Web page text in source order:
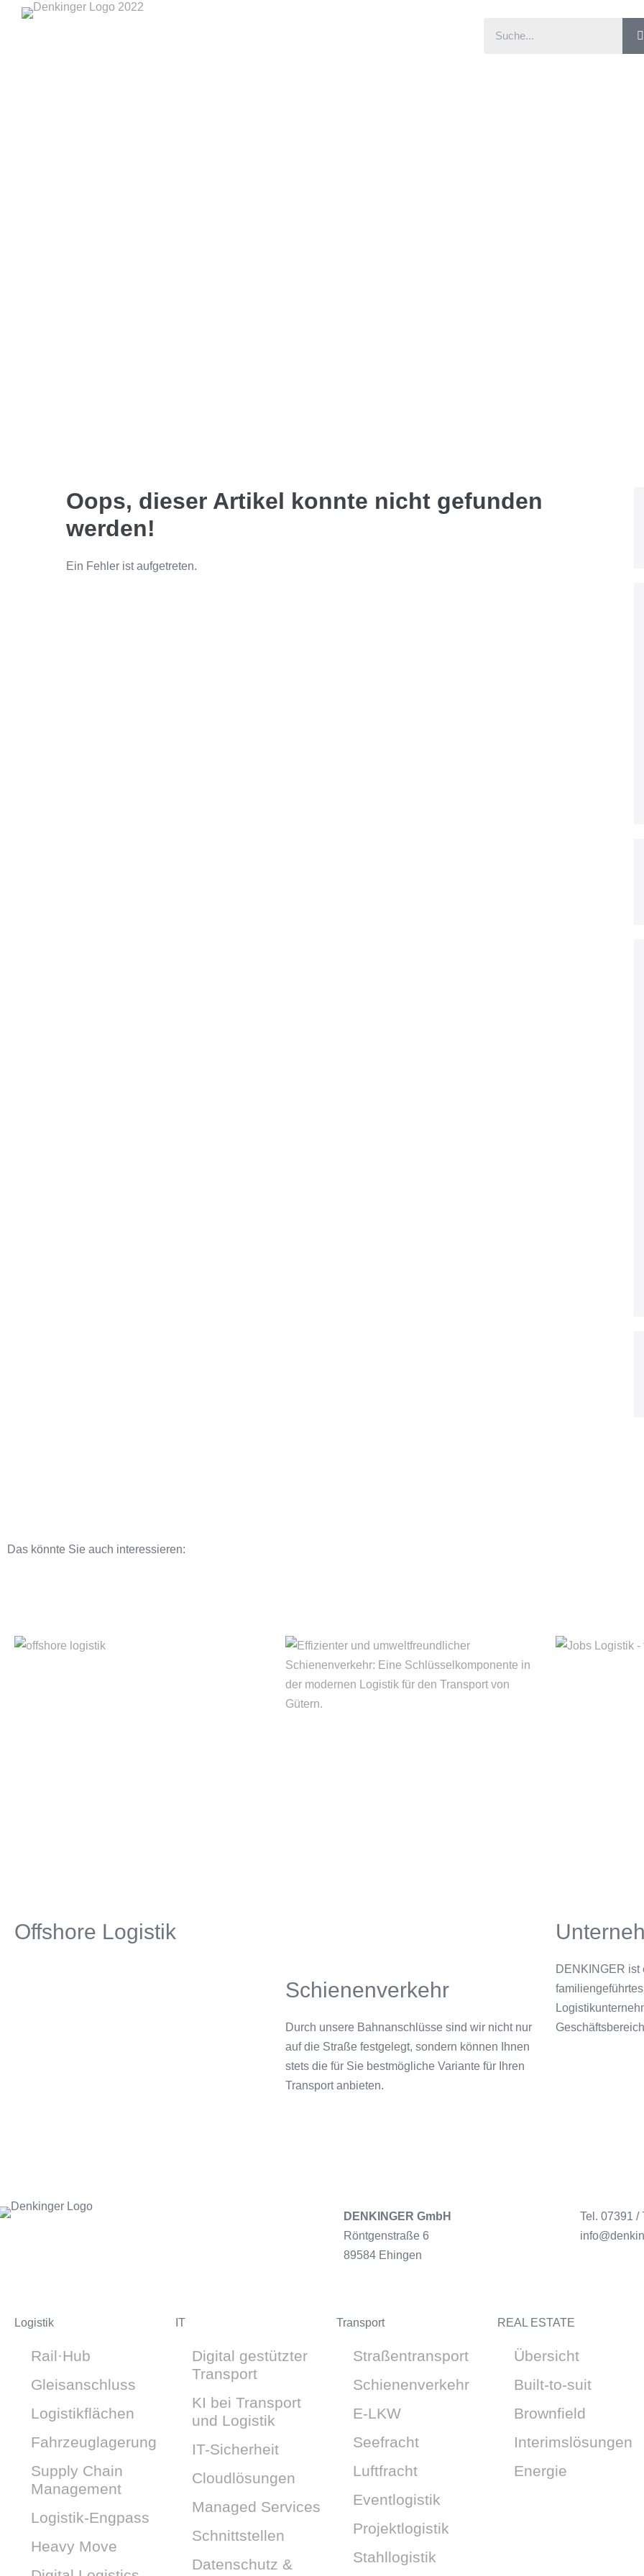
Oops, dieser Artikel konnte nicht gefunden
werden!
Ein Fehler ist aufgetreten.
Das könnte Sie auch interessieren:
Offshore Logistik
Schienenverkehr
Durch unsere Bahnanschlüsse sind wir nicht nur
auf die Straße festgelegt, sondern können Ihnen
stets die für Sie bestmögliche Variante für Ihren
Transport anbieten.
DENKINGER ist
DENKINGER GmbH
Röntgenstraße 6
89584 Ehingen
Tel. 07391 /
Logistik
Rail·Hub
Gleisanschluss
Logistikflächen
Fahrzeuglagerung
Supply Chain
Management
Logistik-Engpass
Heavy Move
IT
Digital gestützter
Transport
KI bei Transport
und Logistik
IT-Sicherheit
Cloudlösungen
Managed Services
Schnittstellen
Datenschutz &
Transport
Straßentransport
Schienenverkehr
E-LKW
Seefracht
Luftfracht
Eventlogistik
Projektlogistik
Stahllogistik
REAL ESTATE
Übersicht
Built-to-suit
Brownfield
Interimslösungen
Energie